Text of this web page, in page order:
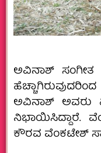
ಅವಿನಾಶ್
ಅವಿನಾಶ್ ಅವರು
ನಿಭಾಯಿಸಿದ್ದಾರೆ.
ಕೌರವ ವೆಂಕಟೇಶ್